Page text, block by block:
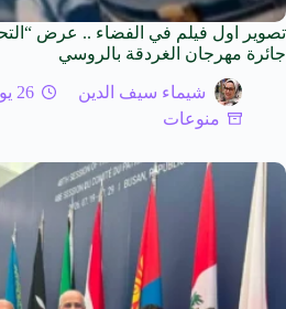
تصوير اول فيلم في الفضاء .. عرض
جائرة مهرجان الغردقة بالروسي
شيماء سيف الدين
26 يوليو 2026
منوعات